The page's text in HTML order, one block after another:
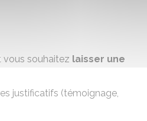
vous souhaitez laisser une
justificatifs (témoignage,